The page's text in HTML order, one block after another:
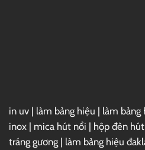
in uv | làm bảng hiệu | làm bảng
inox | mica hút nổi | hộp đèn
tráng gương | làm bảng hiệu